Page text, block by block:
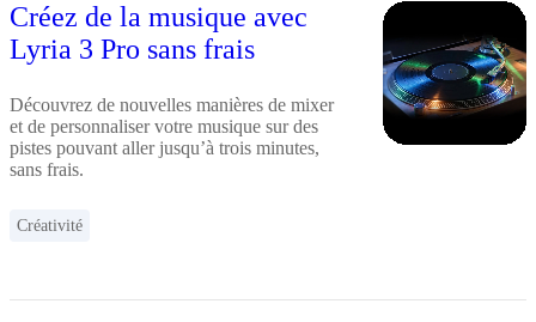
Créez de la musique avec
Lyria 3 Pro sans frais
Découvrez de nouvelles manières de mixer
et de personnaliser votre musique sur des
pistes pouvant aller jusqu’à trois minutes,
sans frais.
Créativité